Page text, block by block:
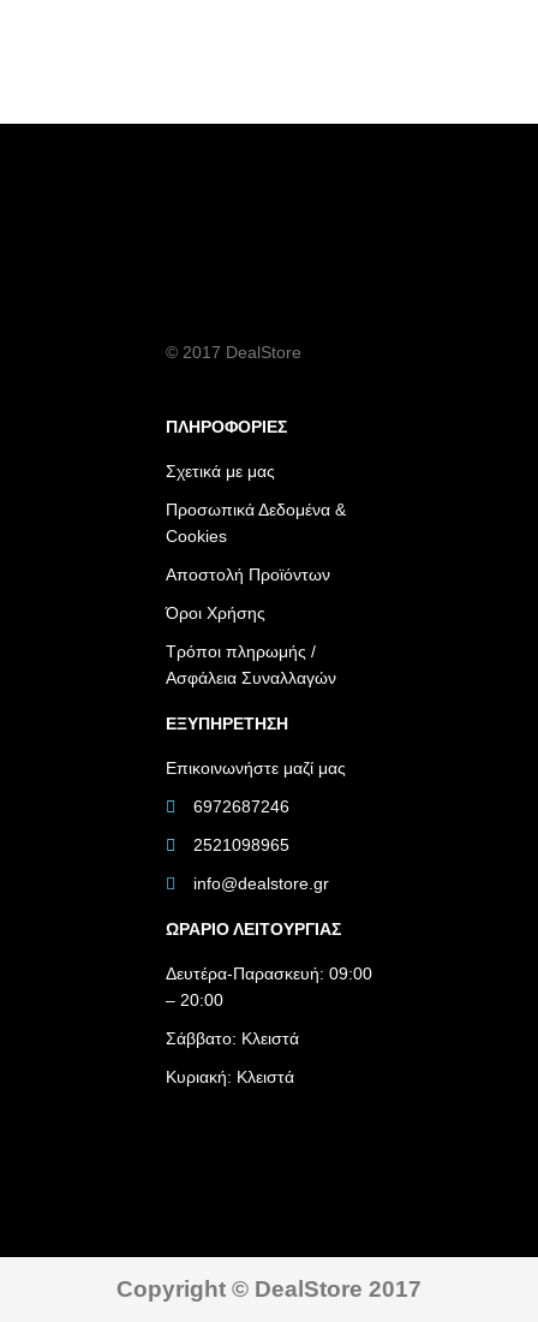
© 2017 DealStore
ΠΛΗΡΟΦΟΡΙΕΣ
Σχετικά με μας
Προσωπικά Δεδομένα &
Cookies
Αποστολή Προϊόντων
Όροι Χρήσης
Τρόποι πληρωμής /
Ασφάλεια Συναλλαγών
ΕΞΥΠΗΡΕΤΗΣΗ
Επικοινωνήστε μαζί μας
6972687246
2521098965
info@dealstore.gr
ΩΡΑΡΙΟ ΛΕΙΤΟΥΡΓΙΑΣ​
Δευτέρα-Παρασκευή: 09:00
– 20:00
Σάββατο: Κλειστά
Κυριακή: Κλειστά
Copyright © DealStore 2017